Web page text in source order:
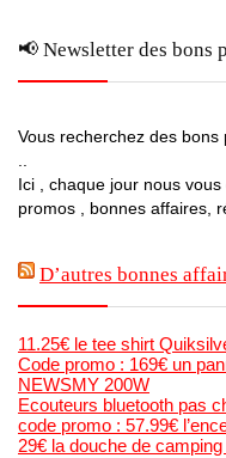
📢 Newsletter des bons
Vous recherchez des
..
Ici , chaque jour nous
promos , bonnes affaires,
D’autres bonnes
11.25€ le tee shirt
Code promo : 169€ un
NEWSMY 200W
Ecouteurs bluetooth pas
code promo : 57.99€
29€ la douche de